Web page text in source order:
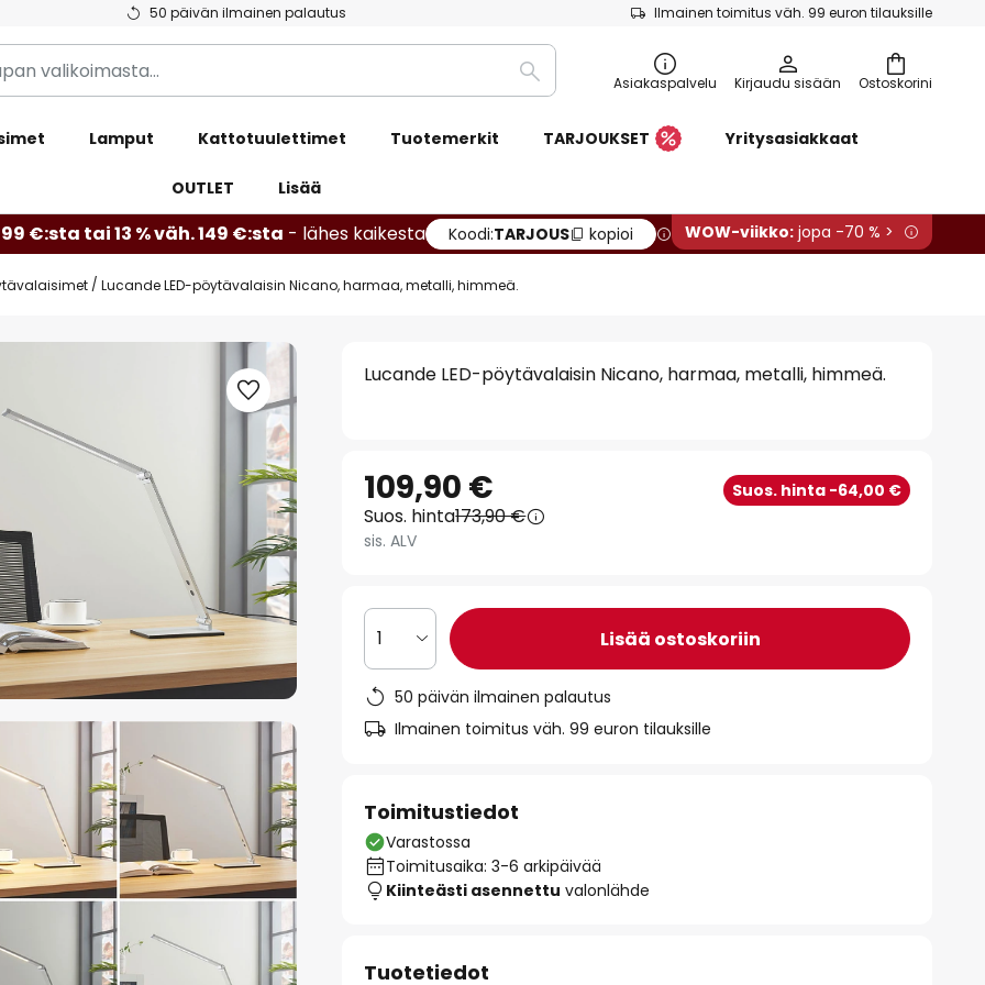
50 päivän ilmainen palautus Ilmainen toimitus väh. 99 euron tilauksille
Ostoskorini
Etsi Asiakaspalvelu Kirjaudu sisään
Lamput Kattotuulettimet Tuotemerkit TARJOUKSET Yritysasiakkaat
OUTLET Lisää
€:sta tai 13 % väh. 149 €:sta - lähes kaikesta Koodi:TARJOUS kopioi WOW-viikko: jopa -70 % >
Lucande LED-pöytävalaisin Nicano, harmaa, metalli, himmeä.
Lucande LED-pöytävalaisin Nicano, harmaa, metalli, himmeä.
109,90 € Suos. hinta -64,00 €
Suos. hinta173,90 €
sis. ALV
1 Lisää ostoskoriin
50 päivän ilmainen palautus
Ilmainen toimitus väh. 99 euron tilauksille
Toimitustiedot
Varastossa
Toimitusaika: 3-6 arkipäivää
Kiinteästi asennettu valonlähde
Tuotetiedot